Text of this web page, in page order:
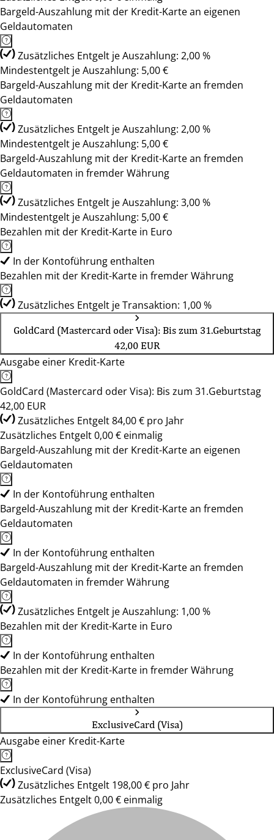
Bargeld-Auszahlung mit der Kredit-Karte an eigenen
Geldautomaten
Zusätzliches Entgelt je Auszahlung: 2,00 %
Mindestentgelt je Auszahlung: 5,00 €
Bargeld-Auszahlung mit der Kredit-Karte an fremden
Geldautomaten
Zusätzliches Entgelt je Auszahlung: 2,00 %
Mindestentgelt je Auszahlung: 5,00 €
Bargeld-Auszahlung mit der Kredit-Karte an fremden
Geldautomaten in fremder Währung
Zusätzliches Entgelt je Auszahlung: 3,00 %
Mindestentgelt je Auszahlung: 5,00 €
Bezahlen mit der Kredit-Karte in Euro
In der Kontoführung enthalten
Bezahlen mit der Kredit-Karte in fremder Währung
Zusätzliches Entgelt je Transaktion: 1,00 %
GoldCard (Mastercard oder Visa): Bis zum 31.Geburtstag
42,00 EUR
Ausgabe einer Kredit-Karte
GoldCard (Mastercard oder Visa): Bis zum 31.Geburtstag
42,00 EUR
Zusätzliches Entgelt 84,00 € pro Jahr
Zusätzliches Entgelt 0,00 € einmalig
Bargeld-Auszahlung mit der Kredit-Karte an eigenen
Geldautomaten
In der Kontoführung enthalten
Bargeld-Auszahlung mit der Kredit-Karte an fremden
Geldautomaten
In der Kontoführung enthalten
Bargeld-Auszahlung mit der Kredit-Karte an fremden
Geldautomaten in fremder Währung
Zusätzliches Entgelt je Auszahlung: 1,00 %
Bezahlen mit der Kredit-Karte in Euro
In der Kontoführung enthalten
Bezahlen mit der Kredit-Karte in fremder Währung
In der Kontoführung enthalten
ExclusiveCard (Visa)
Ausgabe einer Kredit-Karte
ExclusiveCard (Visa)
Zusätzliches Entgelt 198,00 € pro Jahr
Zusätzliches Entgelt 0,00 € einmalig